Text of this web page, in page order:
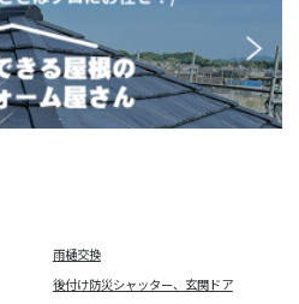
雨樋交換
後付け防災シャッター、玄関ドア